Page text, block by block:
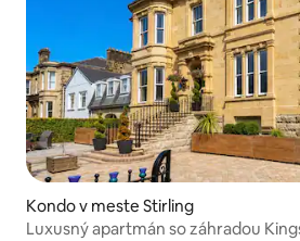
Kondo v meste Stirling
Luxusný apartmán so záhradou